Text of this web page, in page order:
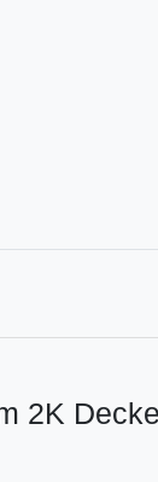
2K